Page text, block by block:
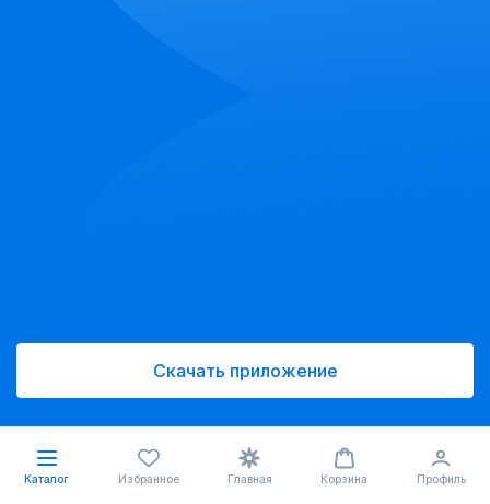
Скачать приложение
Каталог Избранное Главная Корзина Профиль